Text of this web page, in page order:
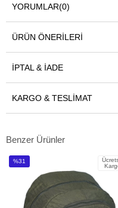
YORUMLAR(0)
ÜRÜN ÖNERILERI
İPTAL & İADE
KARGO & TESLIMAT
Benzer Ürünler
%31
%31İndirim